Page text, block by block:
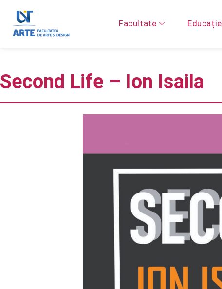
Facultate Educație
Second Life – Ion Isaila